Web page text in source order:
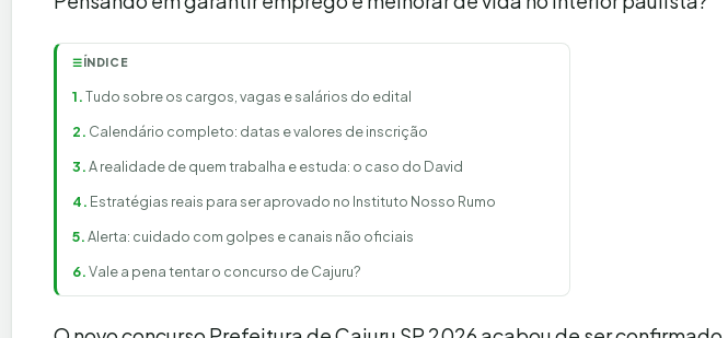
☰ÍNDICE
Tudo sobre os cargos, vagas e salários do edital
Calendário completo: datas e valores de inscrição
A realidade de quem trabalha e estuda: o caso do David
Estratégias reais para ser aprovado no Instituto Nosso Rumo
Alerta: cuidado com golpes e canais não oficiais
Vale a pena tentar o concurso de Cajuru?